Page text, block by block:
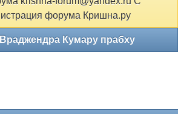
форума Кришна.ру
Кумару прабху